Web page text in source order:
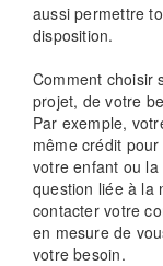
aussi permettre
disposition.
Comment choisir
projet, de votre
Par exemple,
même crédit
votre enfant ou la
question liée à la
contacter votre
en mesure de
votre besoin.